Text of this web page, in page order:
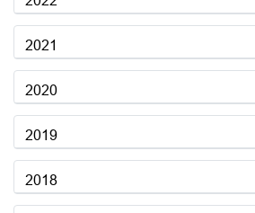
2021
2020
2019
2018